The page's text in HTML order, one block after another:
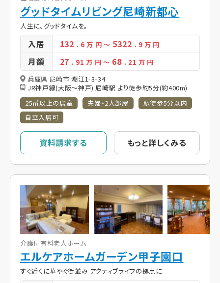
グッドタイムリビング尼崎新都心
人生に、グッドタイムを。
入居 132 . 6万 円～ 5322 . 9万 円
月額 27 . 91万 円 ～ 68 . 21 万 円
兵庫県 尼崎市 潮江1-3-34
JR神戸線(大阪～神戸) 尼崎駅 より徒歩約5分(約400m)
25㎡以上の居室
夫婦・2人部屋
駅徒歩5分以内
自立入居可
資料請求する もっと詳しくみる
介護付有料老人ホーム
エルケアホームガーデン甲子園口
すぐ近くに華やぐ街並み アクティブライフの拠点に